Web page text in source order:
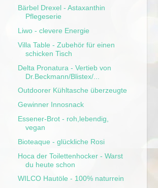
Bärbel Drexel - Astaxanthin
Pflegeserie
Liwo - clevere Energie
Villa Table - Zubehör für einen
schicken Tisch
Delta Pronatura - Vertieb von
Dr.Beckmann/Blistex/...
Outdoorer Kühltasche überzeugte
Gewinner Innosnack
Essener-Brot - roh,lebendig,
vegan
Bioteaque - glückliche Rosi
Hoca der Toilettenhocker - Warst
du heute schon
WILCO Hautöle - 100% naturrein